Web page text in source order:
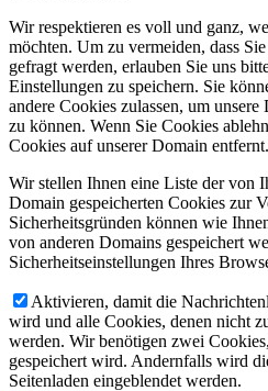
Wir respektieren es voll und ganz,
möchten. Um zu vermeiden, dass
gefragt werden, erlauben Sie uns
Einstellungen zu speichern. Sie
andere Cookies zulassen, um
zu können. Wenn Sie Cookies
Cookies auf unserer Domain entfernt.
Wir stellen Ihnen eine Liste der von
Domain gespeicherten Cookies zur
Sicherheitsgründen können wie
von anderen Domains gespeichert
Sicherheitseinstellungen Ihres
Aktivieren, damit die
wird und alle Cookies, denen nicht
werden. Wir benötigen zwei
gespeichert wird. Andernfalls wird
Seitenladen eingeblendet werden.